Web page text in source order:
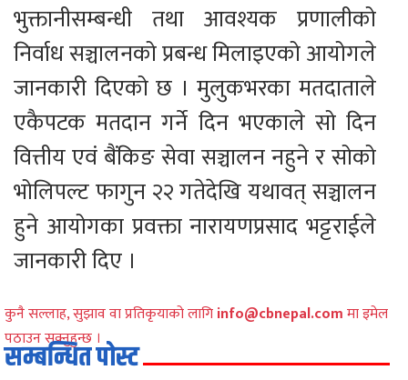
भुक्तानीसम्बन्धी तथा आवश्यक प्रणालीको
निर्वाध सञ्चालनको प्रबन्ध मिलाइएको आयोगले
जानकारी दिएको छ । मुलुकभरका मतदाताले
एकैपटक मतदान गर्ने दिन भएकाले सो दिन
वित्तीय एवं बैंकिङ सेवा सञ्चालन नहुने र सोको
भोलिपल्ट फागुन २२ गतेदेखि यथावत् सञ्चालन
हुने आयोगका प्रवक्ता नारायणप्रसाद भट्टराईले
जानकारी दिए ।
कुनै सल्लाह, सुझाव वा प्रतिकृयाको लागिinfo@cbnepal.comमा इमेल
पठाउन सक्नुहुन्छ ।
सम्बन्धित पोस्ट